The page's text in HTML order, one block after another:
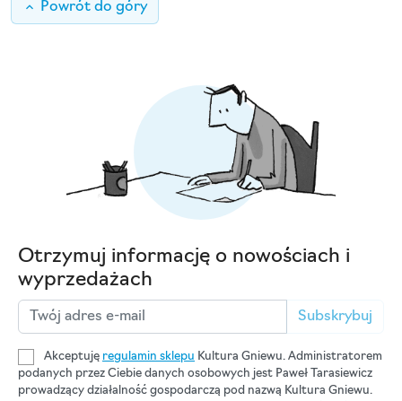
keyboard_arrow_up Powrót do góry
Otrzymuj informację o nowościach i
wyprzedażach
Subskrybuj
Akceptuję regulamin sklepu Kultura Gniewu. Administratorem
podanych przez Ciebie danych osobowych jest Paweł Tarasiewicz
prowadzący działalność gospodarczą pod nazwą Kultura Gniewu.